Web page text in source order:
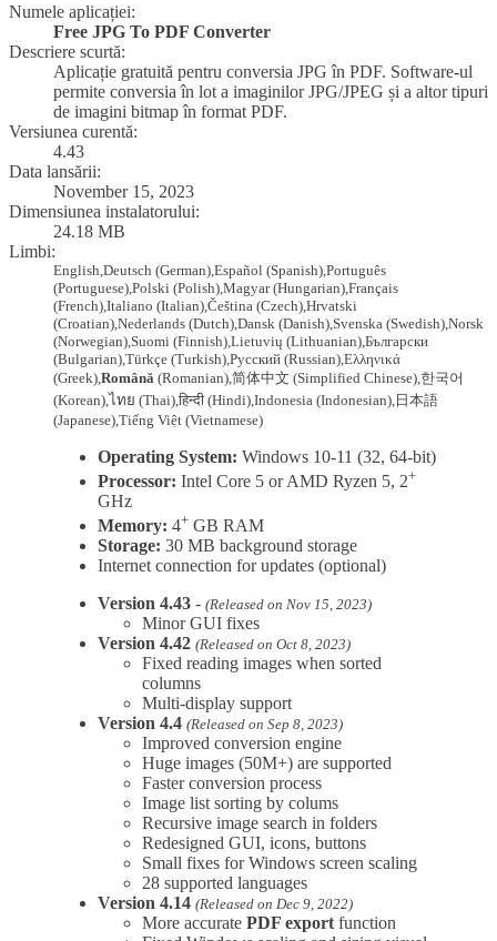
Numele aplicației:
Free JPG To PDF Converter
Descriere scurtă:
Aplicație gratuită pentru conversia JPG în PDF. Software-ul
permite conversia în lot a imaginilorJPG/JPEG și a altor tipuri
de imagini bitmap în format PDF.
Versiunea curentă:
4.43
Data lansării:
November 15, 2023
Dimensiunea instalatorului:
24.18 MB
Limbi:
English, Deutsch (German) Español (Spanish) Português
(Portuguese) Polski (Polish) Magyar(Hungarian) Français
(French) Italiano (Italian) Čeština (Czech) Hrvatski
(Croatian) Nederlands (Dutch) Dansk (Danish) Svenska (Swedish) Norsk
(Norwegian) Suomi (Finnish) Lietuvių (Lithuanian) Български
(Bulgarian) Türkçe (Turkish) Русский (Russian) Ελληνικά
(Greek) Română (Romanian), 简体中文 (Simplified Chinese) 한국어
(Korean),ไทย (Thai) हिन्दी (Hindi) Indonesia (Indonesian) 日本語
(Japanese) Tiếng Việt (Vietnamese)
Operating System: Windows 10-11 (32, 64-bit)
Processor: Intel Core 5 or AMD Ryzen 5, 2+
GHz
Memory: 4+ GB RAM
Storage: 30 MB background storage
Internet connection for updates (optional)
Version 4.43 - (Released on Nov 15, 2023)
Minor GUI fixes
Version 4.42 (Released on Oct 8, 2023)
Fixed reading images when sorted
columns
Multi-display support
Version 4.4 (Released on Sep 8, 2023)
Improved conversion engine
Huge images (50M+) are supported
Faster conversion process
Image list sorting by colums
Recursive image search in folders
Redesigned GUI, icons, buttons
Small fixes for Windows screen scaling
28 supported languages
Version 4.14 (Released on Dec 9, 2022)
More accurate PDF export function